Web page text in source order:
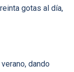
gotas al día,
dando